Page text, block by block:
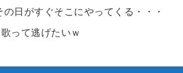
日がすぐそこにやってくる・・・
って逃げたいｗ